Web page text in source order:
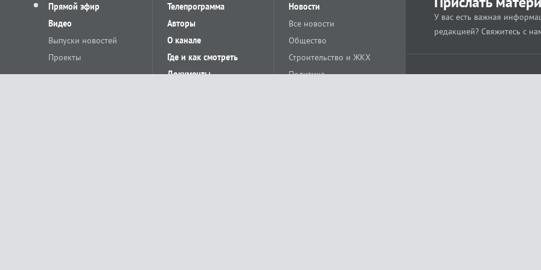
Прямой эфир
Видео
Выпуски новостей
Проекты
Телепрограмма
Авторы
О канале
Где и как смотреть
Документы
Новости
Все новости
Общество
Строительство и ЖКХ
Политика
У вас есть важная
редакцией? Свяжитесь с